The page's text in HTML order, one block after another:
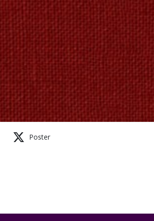
Poster